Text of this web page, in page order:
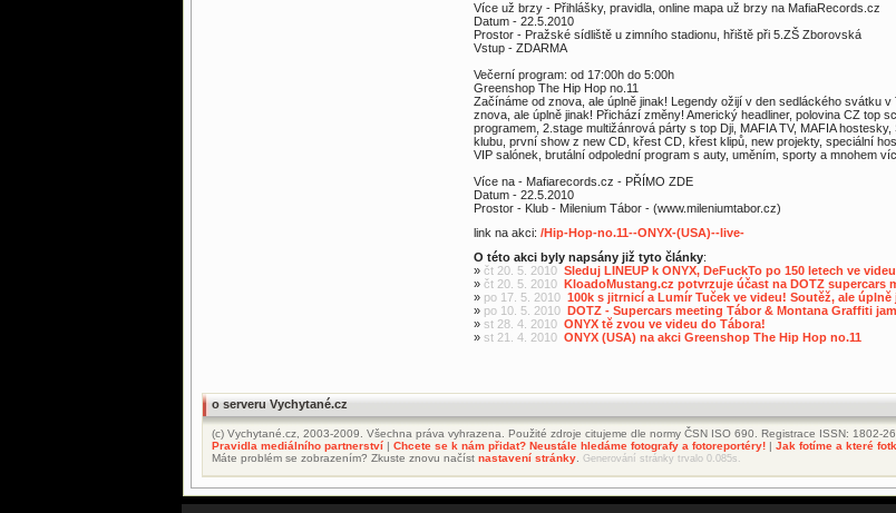
Více už brzy - Přihlášky, pravidla, online mapa už brzy na MafiaRecords.cz
Datum - 22.5.2010
Prostor - Pražské sídliště u zimního stadionu, hřiště při 5.ZŠ Zborovská
Vstup - ZDARMA
Večerní program: od 17:00h do 5:00h
Greenshop The Hip Hop no.11
Začínáme od znova, ale úplně jinak! Legendy ožijí v den sedláckého svátku
znova, ale úplně jinak! Přichází změny! Americký headliner, polovina CZ top
programem, 2.stage multižánrová párty s top Dji, MAFIA TV, MAFIA
klubu, první show z new CD, křest CD, křest klipů, new projekty, speciální
VIP salónek, brutální odpolední program s auty, uměním, sporty a mnohem
Více na - Mafiarecords.cz - PŘÍMO ZDE
Datum - 22.5.2010
Prostor - Klub - Milenium Tábor - (www.mileniumtabor.cz)
link na akci: /Hip-Hop-no.11--ONYX-(USA)--live-
O této akci byly napsány již tyto články:
» čt 20. 5. 2010 Sleduj LINEUP k ONYX, DeFuckTo po 150 letech ve
» čt 20. 5. 2010 KloadoMustang.cz potvrzuje účast na DOTZ supercars
» po 17. 5. 2010 100k s jitrnicí a Lumír Tuček ve videu! Soutěž, ale úplně
» po 10. 5. 2010 DOTZ - Supercars meeting Tábor & Montana Graffiti jam
» st 28. 4. 2010 ONYX tě zvou ve videu do Tábora!
» st 21. 4. 2010 ONYX (USA) na akci Greenshop The Hip Hop no.11
o serveru Vychytané.cz
(c) Vychytané.cz, 2003-2009. Všechna práva vyhrazena. Použité zdroje citujeme dle normy ČSN ISO 690. Registrace ISSN: 1802-
Pravidla mediálního partnerství | Chcete se k nám přidat? Neustále hledáme fotografy a fotoreportéry! | Jak fotíme a které
Máte problém se zobrazením? Zkuste znovu načíst nastavení stránky Generování stránky trvalo 0.085s.